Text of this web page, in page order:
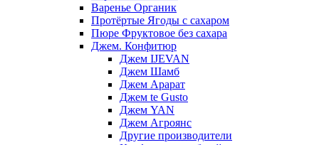
Варенье Органик
Протёртые Ягоды с сахаром
Пюре Фруктовое без сахара
Джем. Конфитюр
Джем IJEVAN
Джем Шамб
Джем Арарат
Джем te Gusto
Джем YAN
Джем Агроянс
Другие производители